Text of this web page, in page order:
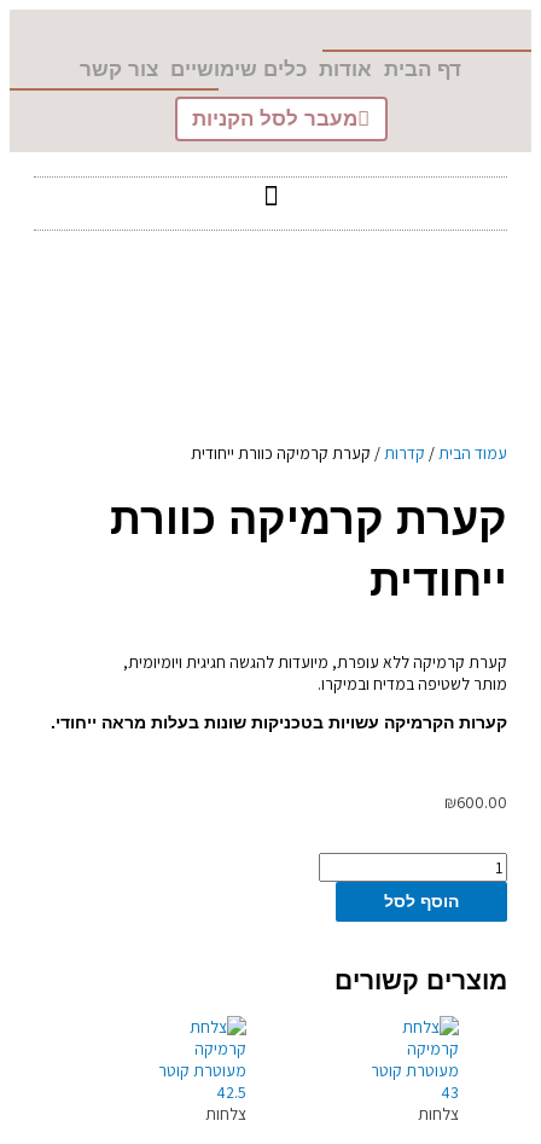
דילוג
דף הבית אודות כלים שימושיים צור קשר
מעבר לסל הקניות
עמוד הבית/ קדרות/ קערת קרמיקה כוורת ייחודית
קערת קרמיקה כוורת
ייחודית
קערת קרמיקה ללא עופרת, מיועדות להגשה חגיגית ויומיומית,
מותר לשטיפה במדיח ובמיקרו.
קערות הקרמיקה עשויות בטכניקות שונות בעלות מראה ייחודי.
₪600.00
כמות
של
קרמיקה
ייחודית
הוסף לסל
מוצרים קשורים
צלחות צלחות